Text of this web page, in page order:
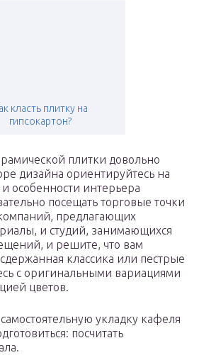
класть плитку на
гипсокартон?
плитки довольно
дизайна ориентируйтесь на
особенности интерьера
посещать торговые точки
предлагающих
и студий, занимающихся
и решите, что вам
классика или пестрые
с оригинальными вариациями
цветов.
укладку кафеля
посчитать